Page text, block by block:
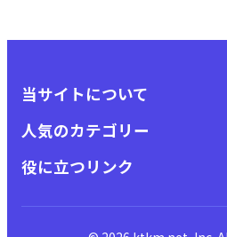
当サイトについて
人気のカテゴリー
役に立つリンク